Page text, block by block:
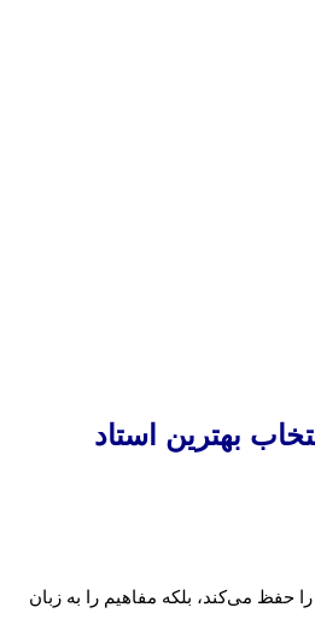
بهترین استاد
حفظ می‌کند، بلکه مفاهیم را به زبان